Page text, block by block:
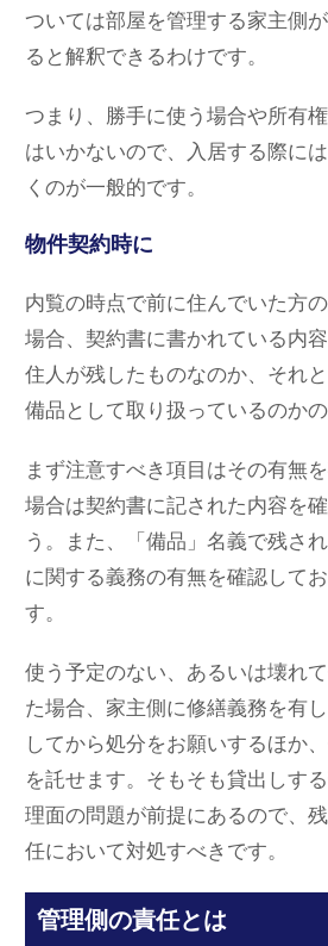
ついては部屋を管理する家主側
ると解釈できるわけです。
つまり、勝手に使う場合や所有
はいかないので、入居する際に
くのが一般的です。
物件契約時に
内覧の時点で前に住んでいた方
場合、契約書に書かれている内
住人が残したものなのか、それ
備品として取り扱っているのかの
まず注意すべき項目はその有無
場合は契約書に記された内容を
う。また、「備品」名義で残さ
に関する義務の有無を確認して
す。
使う予定のない、あるいは壊れ
た場合、家主側に修繕義務を有
してから処分をお願いするほか
を託せます。そもそも貸出しす
理面の問題が前提にあるので、
任において対処すべきです。
管理側の責任とは